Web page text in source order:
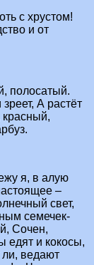
с хрустом!
и от
полосатый.
А растёт
я, в алую
–
свет,
семечек-
Сочен,
едят и кокосы,
ведают